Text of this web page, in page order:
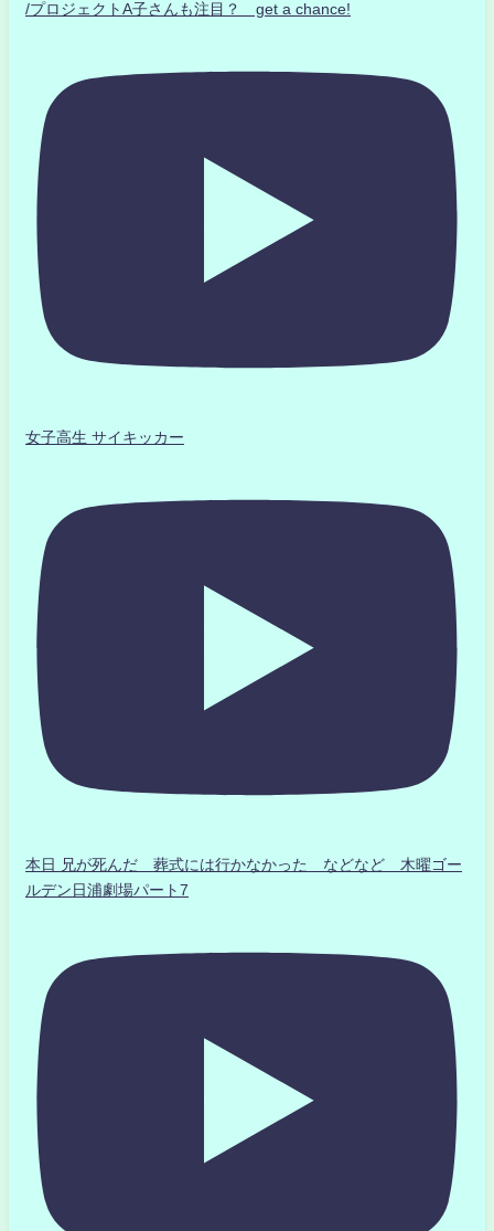
/プロジェクトA子さんも注目？ get a chance!
女子高生 サイキッカー
本日 兄が死んだ 葬式には行かなかった などなど 木曜ゴー
ルデン日浦劇場パート7